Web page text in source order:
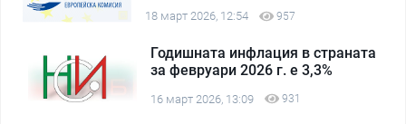
2025 г.
18 март 2026, 12:54 957
Годишната инфлация в страната
за февруари 2026 г. е 3,3%
16 март 2026, 13:09 931